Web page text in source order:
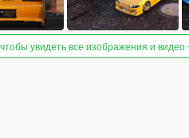
увидеть все изображения и видео